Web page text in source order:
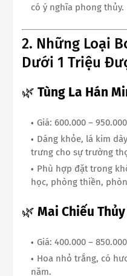
có ý nghĩa phong thủy.
2. Những Loại
Dưới 1 Triệu
🌿 Tùng La Hán
Giá: 600.000 –
Dáng khỏe, lá kim
trưng cho sự trường
Phù hợp đặt trong
học, phòng thiền,
🌿 Mai Chiếu
Giá: 400.000 –
Hoa nhỏ trắng, có
năm.